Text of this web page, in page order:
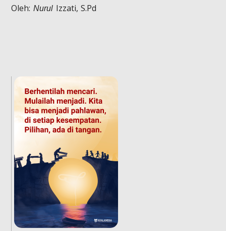
Oleh: Nurul Izzati, S.Pd